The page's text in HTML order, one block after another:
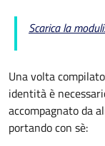
Scarica la
Una volta
identità è
accompagnato da
portando con sè: